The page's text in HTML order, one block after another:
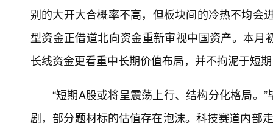
别的大开大合概率不高，但板块间的冷热不均会
型资金正借道北向资金重新审视中国资产。本
长线资金更看重中长期价值布局，并不拘泥于短
“短期A股或将呈震荡上行、结构分化格局。
剧，部分题材标的估值存在泡沫。科技赛道内部